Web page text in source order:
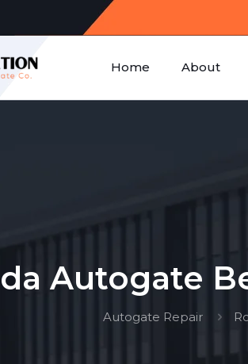
Home About
Autogate
Autogate Repair